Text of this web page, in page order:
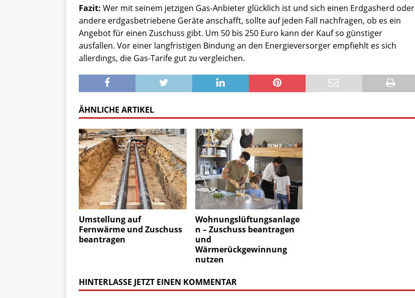
Fazit: Wer mit seinem jetzigen Gas-Anbieter glücklich ist und sich einen Erdgasherd oder
andere erdgasbetriebene Geräte anschafft, sollte auf jeden Fall nachfragen, ob es ein
Angebot für einen Zuschuss gibt. Um 50 bis 250 Euro kann der Kauf so günstiger
ausfallen. Vor einer langfristigen Bindung an den Energieversorger empfiehlt es sich
allerdings, die Gas-Tarife gut zu vergleichen.
ÄHNLICHE ARTIKEL
Umstellung auf
Fernwärme und Zuschuss
beantragen
Wohnungslüftungsanlage
n – Zuschuss beantragen
und
Wärmerückgewinnung
nutzen
HINTERLASSE JETZT EINEN KOMMENTAR